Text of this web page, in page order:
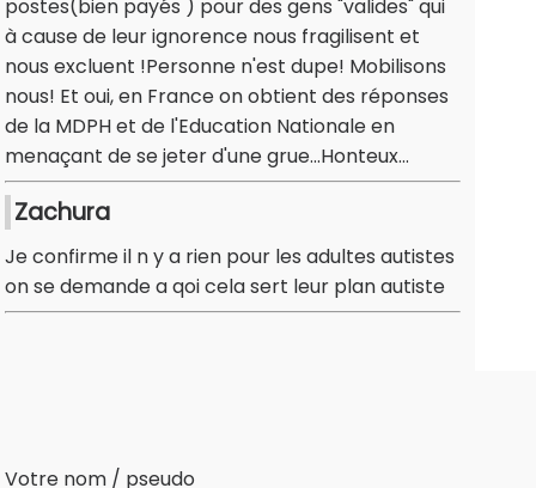
postes(bien payés ) pour des gens "valides" qui
à cause de leur ignorence nous fragilisent et
nous excluent !Personne n'est dupe! Mobilisons
nous! Et oui, en France on obtient des réponses
de la MDPH et de l'Education Nationale en
menaçant de se jeter d'une grue...Honteux...
Zachura
Je confirme il n y a rien pour les adultes autistes
on se demande a qoi cela sert leur plan autiste
Votre nom / pseudo